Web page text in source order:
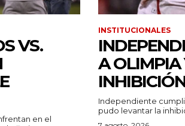
VS.
en el
INSTITUCIONALES
A OLIMPIA
Independiente